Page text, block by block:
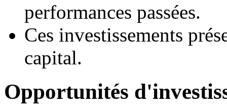
performances passées.
Ces investissements
capital.
Opportunités